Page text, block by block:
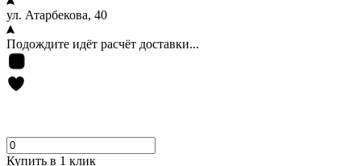
ул. Атарбекова, 40
Подождите идёт расчёт доставки...
Купить в 1 клик